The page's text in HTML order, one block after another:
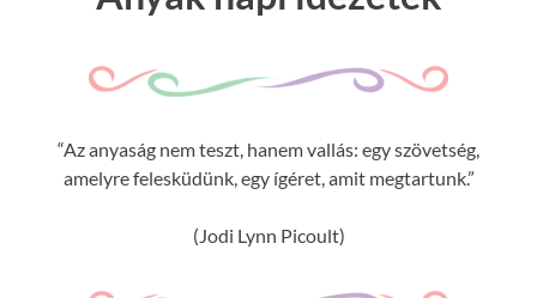
“Az anyaság nem teszt, hanem vallás: egy szövetség,
amelyre felesküdünk, egy ígéret, amit megtartunk.”
(Jodi Lynn Picoult)